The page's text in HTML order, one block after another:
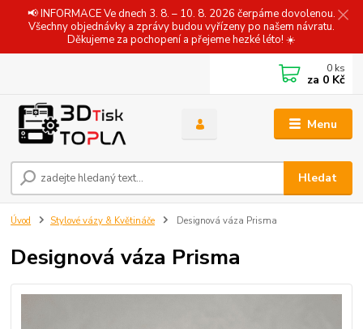
📢 INFORMACE Ve dnech 3. 8. – 10. 8. 2026 čerpáme dovolenou.
Všechny objednávky a zprávy budou vyřízeny po našem návratu.
Děkujeme za pochopení a přejeme hezké léto! ☀️
Menu
Hledat
0 ks
za 0 Kč
Úvod Stylové vázy & Květináče Designová váza Prisma
Designová váza Prisma